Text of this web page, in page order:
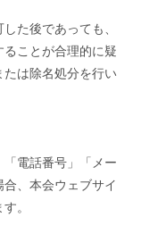
た後であっても、
ことが合理的に疑
は除名処分を行い
「電話番号」「メー
、本会ウェブサイ
。